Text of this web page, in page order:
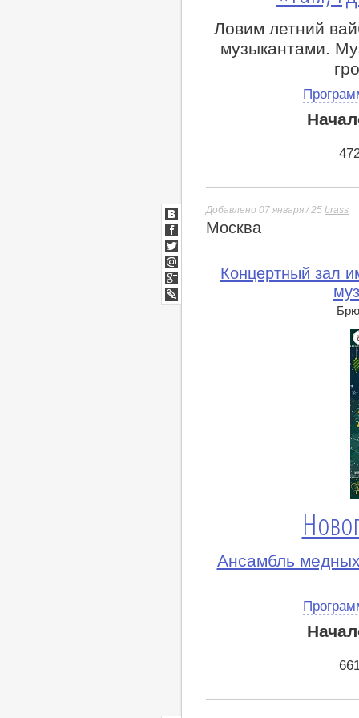
Ловим летний
музыкантами.
Добавлено 07 января / 25 brass
Москва
Концертный зал
Ансамбль
ВКонтакте
Facebook
Twitter
Мой
Мир
Google+
lj